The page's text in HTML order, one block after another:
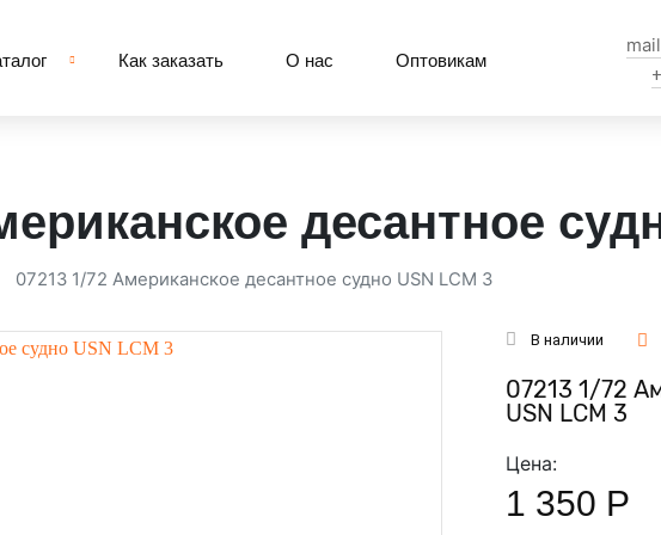
Как заказать О нас Оптовикам
десантное
07213 1/72 Американское десантное судно USN LCM 3
В наличии
07213 1/72
USN LCM 3
Цена:
1 350 Р